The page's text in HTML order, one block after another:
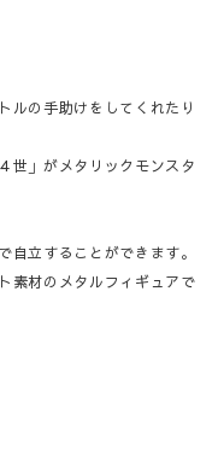
ルの手助けをしてくれたり
世」がメタリックモンスタ
自立することができます。
素材のメタルフィギュアで